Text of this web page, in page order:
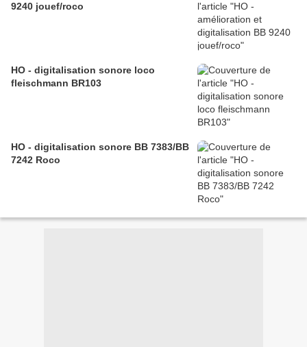
9240 jouef/roco
HO - digitalisation sonore loco
fleischmann BR103
HO - digitalisation sonore BB 7383/BB
7242 Roco